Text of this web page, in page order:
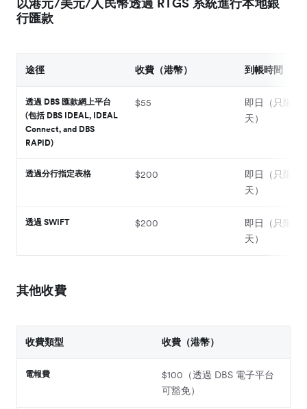
以港元/美元/人民幣透過 RTGS 系統進行本地銀
行匯款
途徑 收費（港幣） 到帳時間
透過 DBS 匯款網上平台
(包括 DBS IDEAL, IDEAL
Connect, and DBS
RAPID)
$55
即日（只限銀
天）
透過分行指定表格 $200
即日（只限銀
天）
透過 SWIFT $200
即日（只限銀
天）
其他收費
收費類型 收費（港幣）
電報費
$100（透過 DBS 電子平台
可豁免）